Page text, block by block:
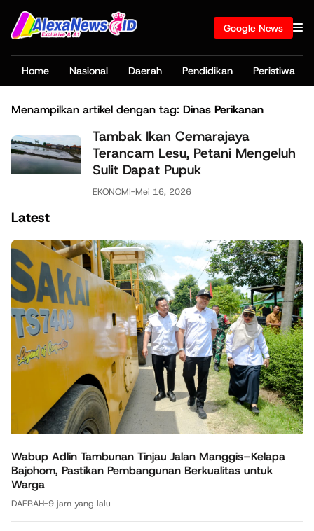
Google News
Home Nasional Daerah Pendidikan Peristiwa
Menampilkan artikel dengan tag: Dinas Perikanan
Tambak Ikan Cemarajaya
Terancam Lesu, Petani Mengeluh
Sulit Dapat Pupuk
EKONOMI-Mei 16, 2026
Latest
Wabup Adlin Tambunan Tinjau Jalan Manggis–Kelapa
Bajohom, Pastikan Pembangunan Berkualitas untuk
Warga
DAERAH-9 jam yang lalu